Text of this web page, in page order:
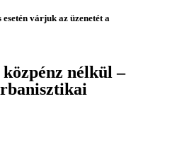
várjuk az üzenetét a
közpénz nélkül –